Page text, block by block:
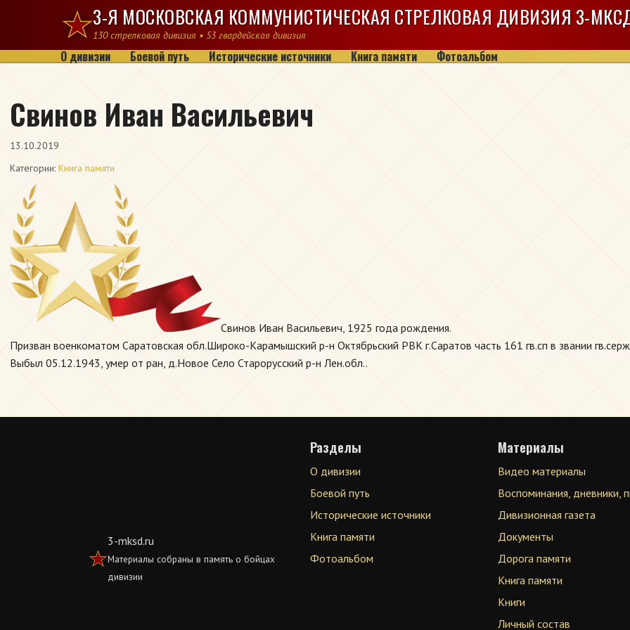
Перейти к содержимому3-Я МОСКОВСКАЯ КОММУНИСТИЧЕСКАЯ СТРЕЛКОВАЯ ДИВИЗИЯ 3-
130 стрелковая дивизия • 53 гвардейская дивизия
О дивизии Боевой путь Исторические источники Книга памяти Фотоальбом
Свинов Иван Васильевич
13.10.2019
Категории: Книга памяти
Свинов Иван Васильевич, 1925 года рождения.
Призван военкоматом Саратовская обл.Широко-Карамышский р-н Октябрьский РВК г.Саратов часть 161 гв.сп в звании
Выбыл 05.12.1943, умер от ран, д.Новое Село Старорусский р-н Лен.обл..
3-mksd.ru
Материалы собраны в память о бойцах
дивизии
Разделы
О дивизии
Боевой путь
Исторические источники
Книга памяти
Фотоальбом
Материалы
Видео материалы
Воспоминания, дневники,
Дивизионная газета
Документы
Дорога памяти
Книга памяти
Книги
Личный состав